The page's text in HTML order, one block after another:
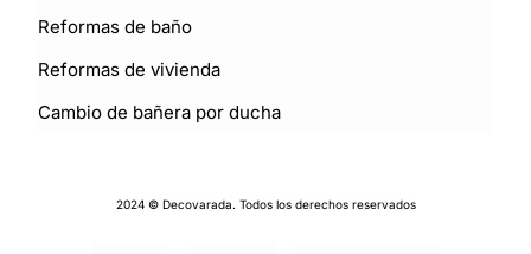
Reformas de baño
Reformas de vivienda
Cambio de bañera por ducha
2024 © Decovarada. Todos los derechos reservados